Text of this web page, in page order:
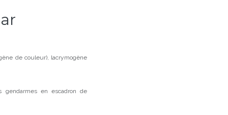
de couleur), lacrymogène
gendarmes en escadron de